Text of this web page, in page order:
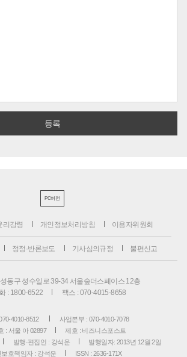
PC버전
리강령 개인정보처리방침 이용자위원회
정정·반론보도 기사심의규정 불편신고
동구 성수일로 39-34 서울숲더스페이스 12층
: 1800-6522
팩스 : 070-4015-8658
4010-8512
사업본부 : 070-4010-7078
: 서울 아 02897
제호 : 비즈니스포스트
발행·편집인 : 강석운
발행일자: 2013년 12월 2일
보호책임자 : 강석운
ISSN : 2636-171X